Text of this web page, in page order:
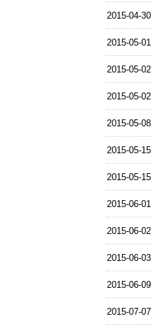
2015-04-30
2015-05-01
2015-05-02
2015-05-02
2015-05-08
2015-05-15
2015-05-15
2015-06-01
2015-06-02
2015-06-03
2015-06-09
2015-07-07